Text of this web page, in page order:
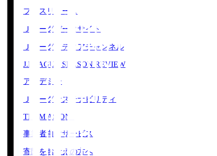
プレスリリース
Ｊリーグデータサイト
Ｊリーグメディアチャンネル
J.LEAGUE SEASON REVIEW
アカデミー
Ｊリーグサステナビリティ
TEAM AS ONE
事業者向けサービス
寄附をお考えの方へ